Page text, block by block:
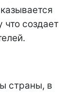
создает
страны, в